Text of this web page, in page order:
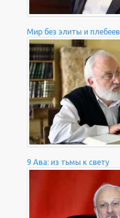
Мир без элиты и плебеев
9 Ава: из тьмы к свету